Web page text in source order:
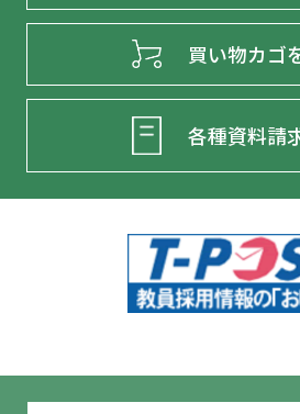
買い物カゴ
各種資料請